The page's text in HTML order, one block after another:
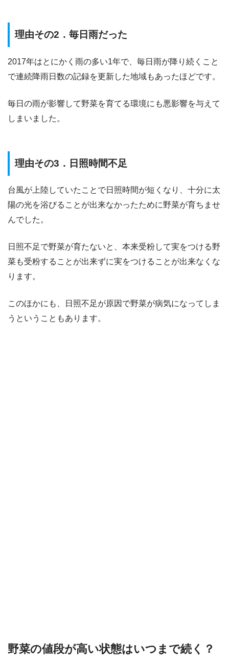
理由その2．毎日雨だった
2017年はとにかく雨の多い1年で、毎日雨が降り続くこと
で連続降雨日数の記録を更新した地域もあったほどです。
毎日の雨が影響して野菜を育てる環境にも悪影響を与えて
しまいました。
理由その3．日照時間不足
台風が上陸していたことで日照時間が短くなり、十分に太
陽の光を浴びることが出来なかったために野菜が育ちませ
んでした。
日照不足で野菜が育たないと、本来受粉して実をつける野
菜も受粉することが出来ずに実をつけることが出来なくな
ります。
このほかにも、日照不足が原因で野菜が病気になってしま
うということもあります。
野菜の値段が高い状態はいつまで続く？